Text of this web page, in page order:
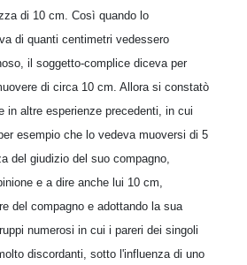
di 10 cm. Così quando lo
di quanti centimetri vedessero
il soggetto-complice diceva per
di circa 10 cm. Allora si constatò
in altre esperienze precedenti, in cui
esempio che lo vedeva muoversi di 5
del giudizio del suo compagno,
e a dire anche lui 10 cm,
del compagno e adottando la sua
numerosi in cui i pareri dei singoli
discordanti, sotto l'influenza di uno